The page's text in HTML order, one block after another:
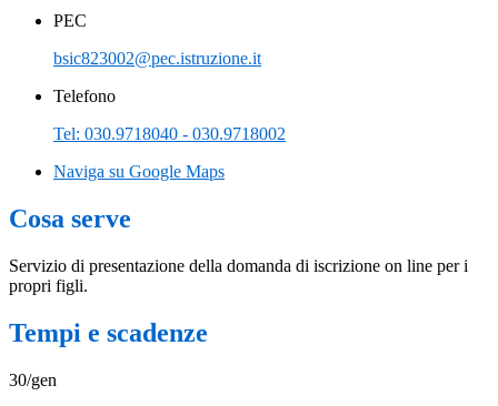
PEC
bsic823002@pec.istruzione.it
Telefono
Tel: 030.9718040 - 030.9718002
Naviga su Google Maps
Cosa serve
Servizio di presentazione della domanda di iscrizione on line per i
propri figli.
Tempi e scadenze
30/gen